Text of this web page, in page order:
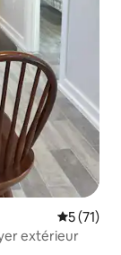
Note
5 (71)
extérieur